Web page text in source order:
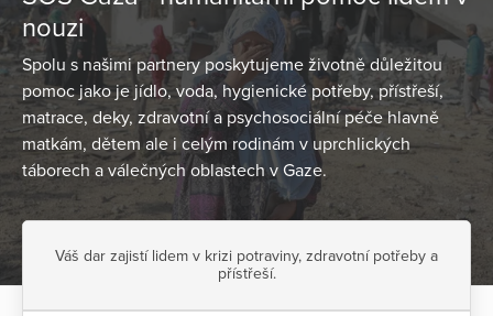
nouzi
Spolu s našimi partnery poskytujeme životně důležitou
pomoc jako je jídlo, voda, hygienické potřeby, přístřeší,
matrace, deky, zdravotní a psychosociální péče hlavně
matkám, dětem ale i celým rodinám v uprchlických
táborech a válečných oblastech v Gaze.
Váš dar zajistí lidem v krizi potraviny, zdravotní potřeby a
přístřeší.